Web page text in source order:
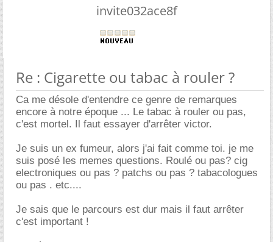
invite032ace8f
Re : Cigarette ou tabac à rouler ?
Ca me désole d'entendre ce genre de remarques
encore à notre époque ... Le tabac à rouler ou pas,
c'est mortel. Il faut essayer d'arrêter victor.
Je suis un ex fumeur, alors j'ai fait comme toi. je me
suis posé les memes questions. Roulé ou pas? cig
electroniques ou pas ? patchs ou pas ? tabacologues
ou pas . etc....
Je sais que le parcours est dur mais il faut arrêter
c'est important !